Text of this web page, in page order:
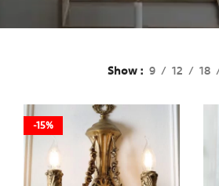
Show 9 12 18
-15%